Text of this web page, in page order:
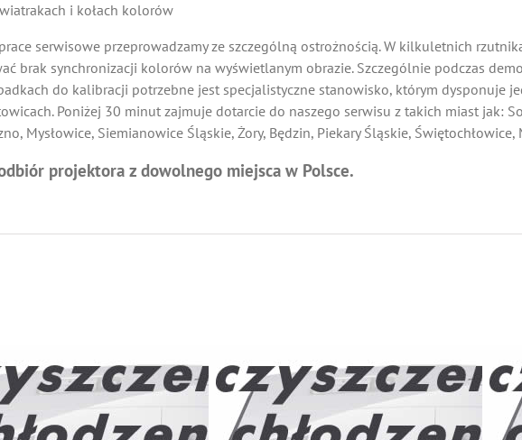
i kołach kolorów
serwisowe przeprowadzamy ze szczególną ostrożnością. W kilkuletnich
brak synchronizacji kolorów na wyświetlanym obrazie. Szczególnie podczas
do kalibracji potrzebne jest specjalistyczne stanowisko, którym dysponuje
Poniżej 30 minut zajmuje dotarcie do naszego serwisu z takich miast jak:
Mysłowice, Siemianowice Śląskie, Żory, Będzin, Piekary Śląskie,
projektora z dowolnego miejsca w Polsce.